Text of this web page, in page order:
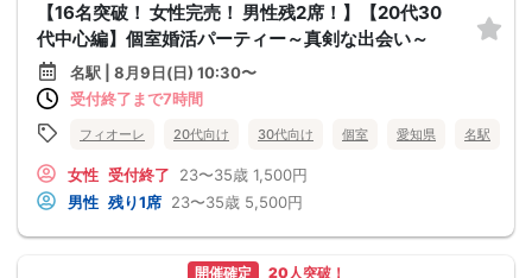
【16名突破！ 女性完売！ 男性残2席！】【20代30
代中心編】個室婚活パーティー～真剣な出会い～
名駅 | 8月9日(日) 10:30〜
受付終了まで7時間
フィオーレ 20代向け 30代向け 個室 愛知県 名駅
女性 受付終了 23〜35歳 1,500円
男性 残り1席 23〜35歳 5,500円
開催確定 20人突破！